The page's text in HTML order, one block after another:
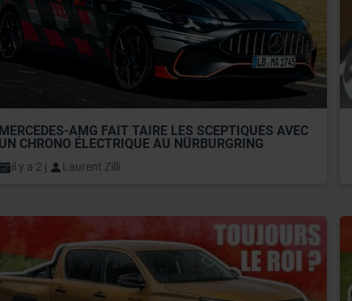
MERCEDES-AMG FAIT TAIRE LES SCEPTIQUES AVEC
UN CHRONO ÉLECTRIQUE AU NÜRBURGRING
il y a 2 j Laurent Zilli